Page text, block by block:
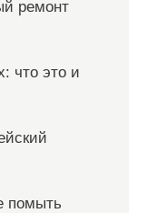
ремонт
что это и
помыть